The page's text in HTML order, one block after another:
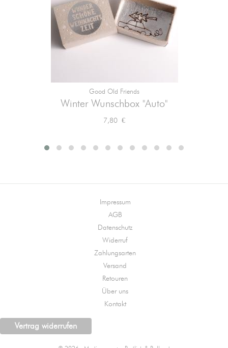
Good Old Friends
Winter Wunschbox "Auto"
Preis
7,80 €
Impressum
AGB
Datenschutz
Widerruf
Zahlungsarten
Versand
Retouren
Über uns
Kontakt
Vertrag widerrufen